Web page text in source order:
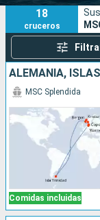
18
cruceros
Comidas incluidas
MSC Splendida